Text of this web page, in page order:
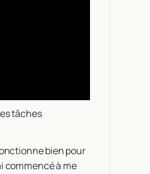
tâches
bien pour
commencé à me